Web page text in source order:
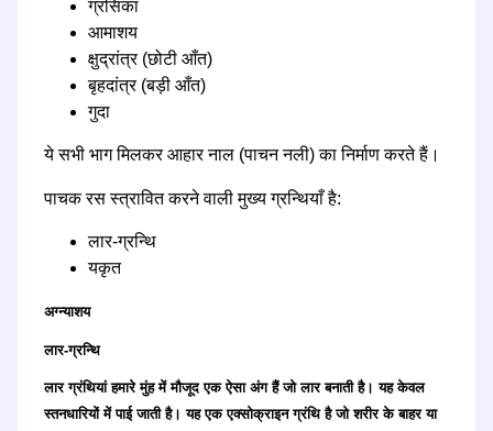
ग्रसिका
आमाशय
क्षुद्रांत्र (छोटी आँत)
बृहदांत्र (बड़ी आँत)
गुदा
ये सभी भाग मिलकर आहार नाल (पाचन नली) का निर्माण करते हैं।
पाचक रस स्त्रावित करने वाली मुख्य ग्रन्थियाँ है:
लार-ग्रन्थि
यकृत
अग्न्याशय
लार-ग्रन्थि
लार ग्रंथियां हमारे मुंह में मौजूद एक ऐसा अंग हैं जो लार बनाती है। यह केवल
स्तनधारियों में पाई जाती है। यह एक एक्सोक्राइन ग्रंथि है जो शरीर के बाहर या